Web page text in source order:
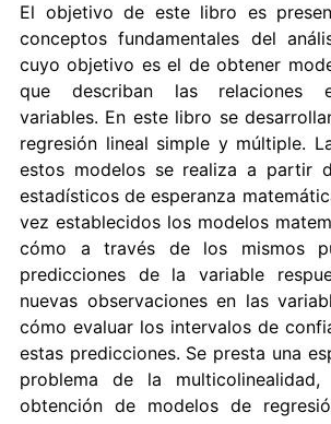
El objetivo de este libro es
conceptos fundamentales del
cuyo objetivo es el de obtener
que describan las relaciones
variables. En este libro se
regresión lineal simple y múltiple.
estos modelos se realiza a partir
estadísticos de esperanza
vez establecidos los modelos
cómo a través de los mismos
predicciones de la variable
nuevas observaciones en las
cómo evaluar los intervalos de
estas predicciones. Se presta una
problema de la
obtención de modelos de